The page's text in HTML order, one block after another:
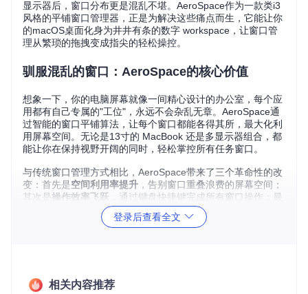
显示器后，窗口分布更是混乱不堪。AeroSpace作为一款类i3
风格的平铺窗口管理器，正是为解决这些痛点而生，它能让你
的macOS桌面化身为井井有条的数字 workspace，让窗口管
理从繁琐的拖拽变成指尖的轻松操控。
驯服混乱的窗口：AeroSpace的核心价值
想象一下，你的电脑屏幕就像一间精心设计的办公室，每个应
用都有自己专属的"工位"，永远不会杂乱无章。AeroSpace通
过智能的窗口平铺算法，让每个窗口都能各得其所，最大化利
用屏幕空间。无论是13寸的 MacBook 还是多显示器组合，都
能让你在保持视野开阔的同时，轻松掌控所有任务窗口。
与传统窗口管理方式相比，AeroSpace带来了三个革命性的改
变：首先是空间利用率提升 ，告别窗口重叠浪费的屏幕空间；
其次是 操作效率飞跃
，通过键盘快捷键完成所有窗口操作；最
，不同任务在独立工作区中互不干扰，切换
横向拓展视野：水平平铺布局
登录后查看全文
相关内容推荐